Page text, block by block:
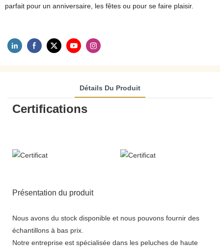
parfait pour un anniversaire, les fêtes ou pour se faire plaisir.
Détails Du Produit
Certifications
Présentation du produit
Nous avons du stock disponible et nous pouvons fournir des
échantillons à bas prix.
Notre entreprise est spécialisée dans les peluches de haute